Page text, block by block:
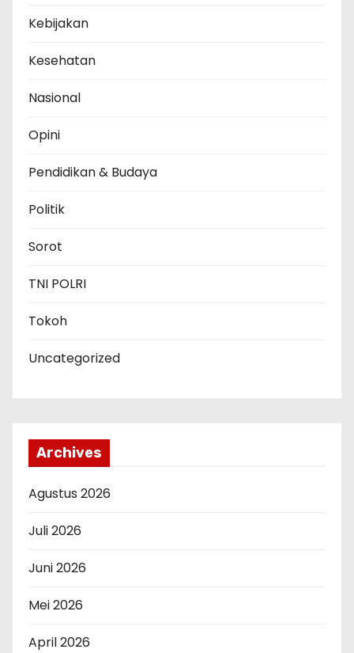
Kebijakan
Kesehatan
Nasional
Opini
Pendidikan & Budaya
Politik
Sorot
TNI POLRI
Tokoh
Uncategorized
Archives
Agustus 2026
Juli 2026
Juni 2026
Mei 2026
April 2026